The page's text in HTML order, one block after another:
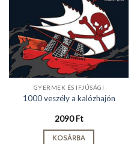
GYERMEK ÉS IFJÚSÁGI
1000 veszély a kalózhajón
2090Ft
KOSÁRBA